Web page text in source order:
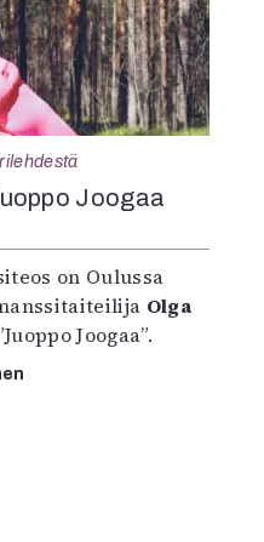
Joogaa
on Oulussa
Olga
Joogaa”.